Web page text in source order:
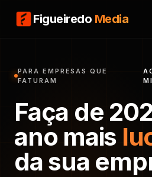
Figueiredo Media
PARA EMPRESAS QUE
FATURAM
Faça de
ano mais
da sua